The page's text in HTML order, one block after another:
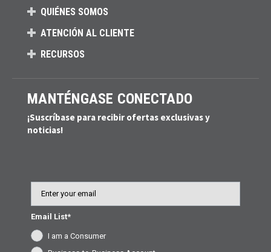
QUIÉNES SOMOS
ATENCIÓN AL CLIENTE
RECURSOS
MANTÉNGASE CONECTADO
¡Suscríbase para recibir ofertas exclusivas y
noticias!
Email List*
I am a Consumer